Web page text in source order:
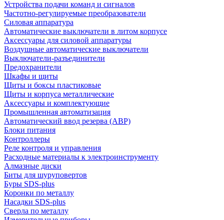
Устройства подачи команд и сигналов
Частотно-регулируемые преобразователи
Силовая аппаратура
Автоматические выключатели в литом корпусе
Аксессуары для силовой аппаратуры
Воздушные автоматические выключатели
Выключатели-разъединители
Предохранители
Шкафы и щиты
Щиты и боксы пластиковые
Щиты и корпуса металлические
Аксессуары и комплектующие
Промышленная автоматизация
Автоматический ввод резерва (АВР)
Блоки питания
Контроллеры
Реле контроля и управления
Расходные материалы к электроинструменту
Алмазные диски
Биты для шуруповертов
Буры SDS-plus
Коронки по металлу
Насадки SDS-plus
Сверла по металлу